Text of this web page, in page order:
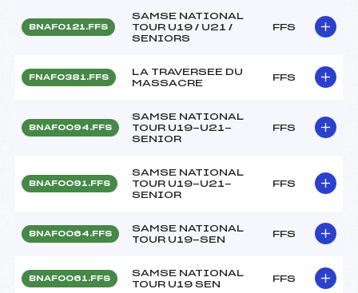
BNAF0121.FFS
SAMSE NATIONAL
TOUR U19 / U21 /
SENIORS
FFS
FNAF0381.FFS
LA TRAVERSEE DU
MASSACRE
FFS
BNAF0094.FFS
SAMSE NATIONAL
TOUR U19-U21-
SENIOR
FFS
BNAF0091.FFS
SAMSE NATIONAL
TOUR U19-U21-
SENIOR
FFS
BNAF0064.FFS
SAMSE NATIONAL
TOUR U19-SEN
FFS
BNAF0061.FFS
SAMSE NATIONAL
TOUR U19 SEN
FFS